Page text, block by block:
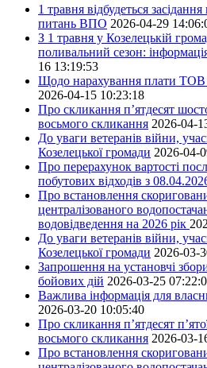
1 травня відбудеться
питань ВПО 2026-04-29
З 1 травня у Козелецькій
поливальний сезон:
16 13:19:53
Щодо нарахування плати ТОВ
2026-04-15 10:23:18
Про скликання п’ятдесят
восьмого скликання 2026-04-
До уваги ветеранів війни,
Козелецької громади 2026-04-
Про перерахунок вартості
побутових відходів з
Про встановлення
централізованого
водовідведення на 2026 рік
До уваги ветеранів війни,
Козелецької громади 2026-03-
Запрошення на установчі
бойових дій 2026-03-25
Важлива інформація для
2026-03-20 10:05:40
Про скликання п’ятдесят
восьмого скликання 2026-03-
Про встановлення